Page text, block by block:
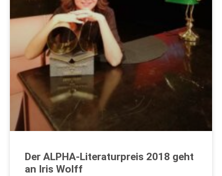
Der ALPHA-Literaturpreis 2018 geht
an Iris Wolff